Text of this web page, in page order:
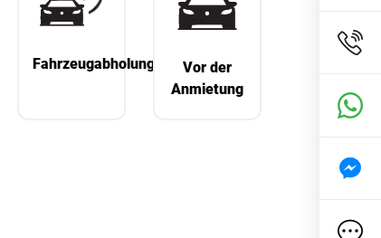
Fahrzeugabholung
Vor der
Anmietung